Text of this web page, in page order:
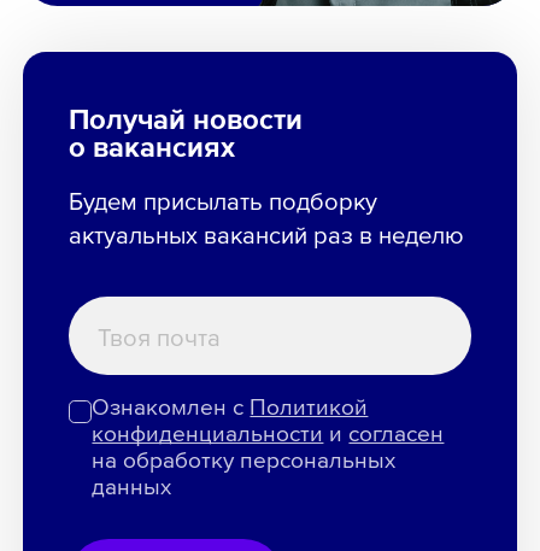
Получай новости
о вакансиях
Будем присылать подборку
актуальных вакансий раз в неделю
Ознакомлен с Политикой
конфиденциальности и согласен
на обработку персональных
данных